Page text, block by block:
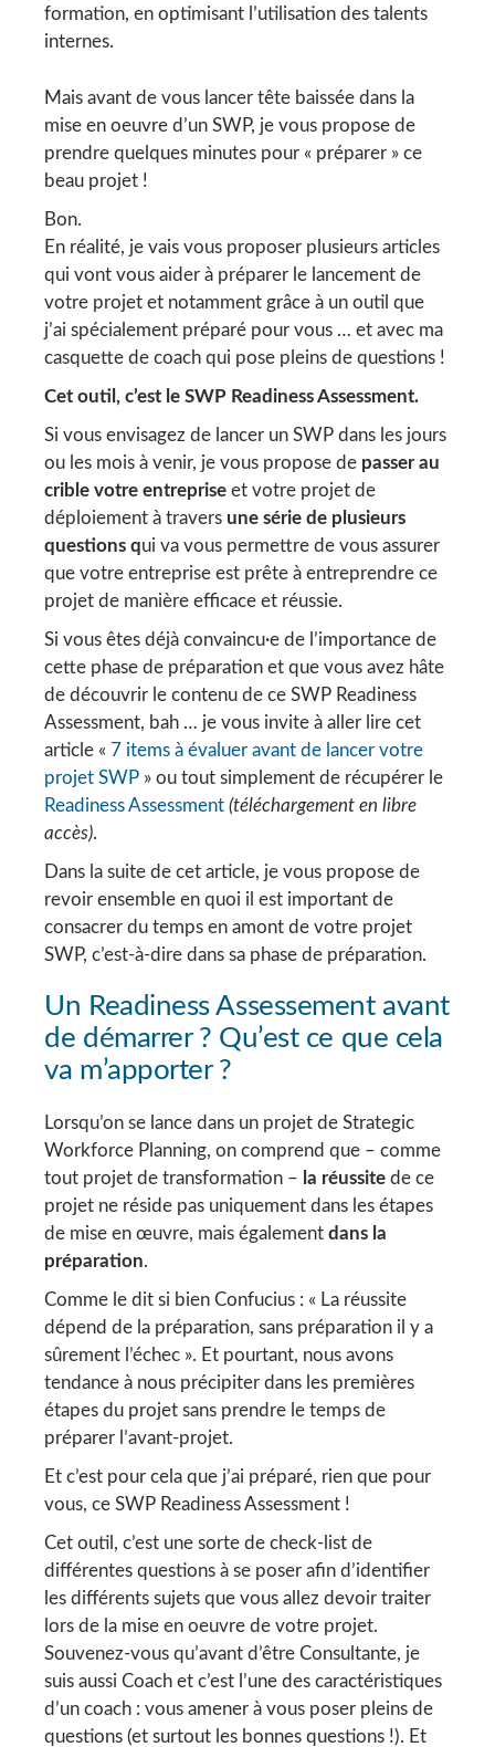
formation, en optimisant l’utilisation des talents
internes.
Mais avant de vous lancer tête baissée dans la
mise en oeuvre d’un SWP, je vous propose de
prendre quelques minutes pour « préparer » ce
beau projet !
Bon.
En réalité, je vais vous proposer plusieurs articles
qui vont vous aider à préparer le lancement de
votre projet et notamment grâce à un outil que
j’ai spécialement préparé pour vous … et avec ma
casquette de coach qui pose pleins de questions !
Cet outil, c’est le SWP Readiness Assessment.
Si vous envisagez de lancer un SWP dans les jours
ou les mois à venir, je vous propose de passer au
crible votre entreprise et votre projet de
déploiement à travers une série de plusieurs
questions qui va vous permettre de vous assurer
que votre entreprise est prête à entreprendre ce
projet de manière efficace et réussie.
Si vous êtes déjà convaincu·e de l’importance de
cette phase de préparation et que vous avez hâte
de découvrir le contenu de ce SWP Readiness
Assessment, bah … je vous invite à aller lire cet
article « 7 items à évaluer avant de lancer votre
projet SWP » ou tout simplement de récupérer le
Readiness Assessment (téléchargement en libre
accès).
Dans la suite de cet article, je vous propose de
revoir ensemble en quoi il est important de
consacrer du temps en amont de votre projet
SWP, c’est-à-dire dans sa phase de préparation.
Un Readiness Assessement avant
de démarrer ? Qu’est ce que cela
va m’apporter ?
Lorsqu’on se lance dans un projet de Strategic
Workforce Planning, on comprend que – comme
tout projet de transformation – la réussite de ce
projet ne réside pas uniquement dans les étapes
de mise en œuvre, mais égalementdans la
préparation.
Comme le dit si bien Confucius : « La réussite
dépend de la préparation, sans préparation il y a
sûrement l’échec ». Et pourtant, nous avons
tendance à nous précipiter dans les premières
étapes du projet sans prendre le temps de
préparer l’avant-projet.
Et c’est pour cela que j’ai préparé, rien que pour
vous, ce SWP Readiness Assessment !
Cet outil, c’est une sorte de check-list de
différentes questions à se poser afin d’identifier
les différents sujets que vous allez devoir traiter
lors de la mise en oeuvre de votre projet.
Souvenez-vous qu’avant d’être Consultante, je
suis aussi Coach et c’est l’une des caractéristiques
d’un coach : vous amener à vous poser pleins de
questions (et surtout les bonnes questions !). Et